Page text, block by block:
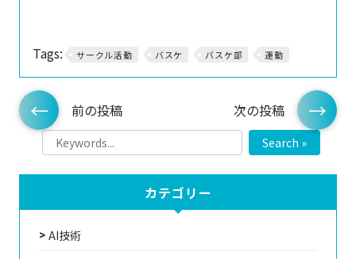
Tags: サークル活動 バスケ バスケ部 運動
前の投稿 次の投稿
Search »
カテゴリー
AI技術